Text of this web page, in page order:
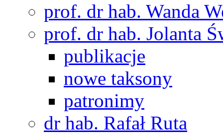
prof. dr hab. Wanda
prof. dr hab. Jolanta
publikacje
nowe taksony
patronimy
dr hab. Rafał Ruta